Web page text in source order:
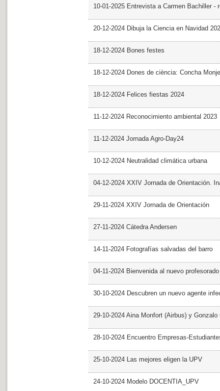
10-01-2025 Entrevista a Carmen Bachiller -
20-12-2024 Dibuja la Ciencia en Navidad
18-12-2024 Bones festes
18-12-2024 Dones de ciència: Concha Monje
18-12-2024 Felices fiestas 2024
11-12-2024 Reconocimiento ambiental 2023
11-12-2024 Jornada Agro-Day24
10-12-2024 Neutralidad climática urbana
04-12-2024 XXIV Jornada de Orientación.
29-11-2024 XXIV Jornada de Orientación
27-11-2024 Cátedra Andersen
14-11-2024 Fotografías salvadas del barro
04-11-2024 Bienvenida al nuevo profesorado
30-10-2024 Descubren un nuevo agente
29-10-2024 Aina Monfort (Airbus) y
28-10-2024 Encuentro Empresas-
25-10-2024 Las mejores eligen la UPV
24-10-2024 Modelo DOCENTIA_UPV